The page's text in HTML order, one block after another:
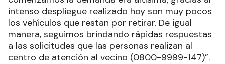
intenso despliegue realizado hoy son muy pocos
los vehículos que restan por retirar. De igual
manera, seguimos brindando rápidas respuestas
a las solicitudes que las personas realizan al
centro de atención al vecino (0800-9999-147)”.